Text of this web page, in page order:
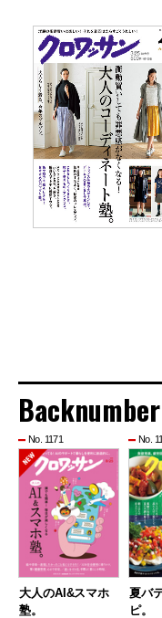
Backnumber
No. 1171
大人のAI&スマホ
塾。
No.
夏バ
ピ。